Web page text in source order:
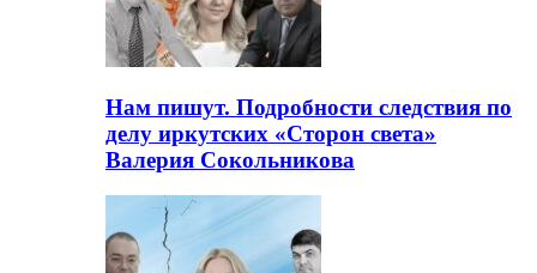
Нам пишут. Подробности следствия по
делу иркутских «Сторон света»
Валерия Сокольникова